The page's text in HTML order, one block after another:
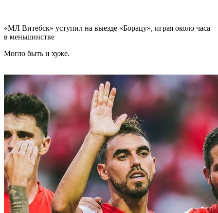
«МЛ Витебск» уступил на выезде «Борацу», играя около часа
в меньшинстве
Могло быть и хуже.